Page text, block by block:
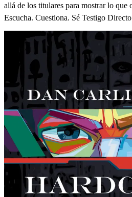
allá de los titulares para mostrar lo que
Escucha. Cuestiona. Sé Testigo